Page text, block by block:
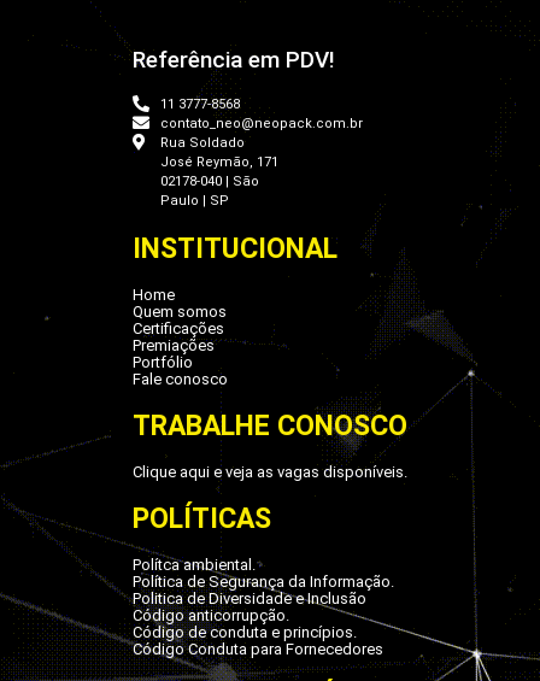
Referência em PDV!
11 3777-8568
contato_neo@neopack.com.br
Rua Soldado
José Reymão, 171
02178-040 | São
Paulo | SP
INSTITUCIONAL
Home
Quem somos
Certificações
Premiações
Portfólio
Fale conosco
TRABALHE CONOSCO
Clique aqui e veja as vagas disponíveis.
POLÍTICAS
Polítca ambiental.
Política de Segurança da Informação.
Politica de Diversidade e Inclusão
Código anticorrupção.
Código de conduta e princípios.
Código Conduta para Fornecedores